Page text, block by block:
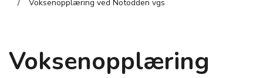
Voksenopplæring ved Notodden vgs
Voksenopplæring